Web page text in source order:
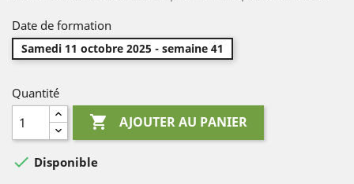
Date de formation
Samedi 11 octobre 2025 - semaine 41
Quantité
 AJOUTER AU PANIER
 Disponible